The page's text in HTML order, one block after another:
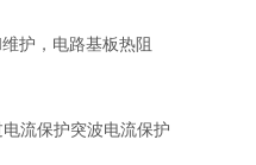
护，电路基板热阻
流保护突波电流保护